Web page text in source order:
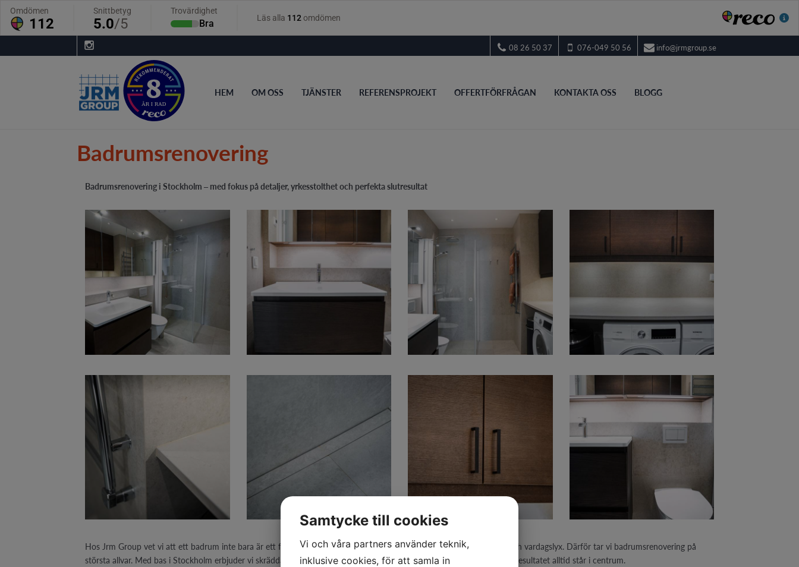
08 26 50 37 076-049 50 56 info@jrmgroup.se
HEM OM OSS TJÄNSTER REFERENSPROJEKT OFFERTFÖRFRÅGAN KONTAKTA OSS BLOGG
Badrumsrenovering
Badrumsrenovering i Stockholm – med fokus på detaljer, yrkesstolthet och perfekta slutresultat
Hos Jrm Group vet vi att ett badrum inte bara är ett funktionellt utrymme – det är en plats för avkoppling, komfort och vardagslyx. Därför tar vi badrumsrenovering på
största allvar. Med bas i Stockholm erbjuder vi skräddarsydda renoveringslösningar där varje detalj räknas, och där slutresultatet alltid står i centrum.
Samtycke till cookies
Vi och våra partners använder teknik,
inklusive cookies, för att samla in